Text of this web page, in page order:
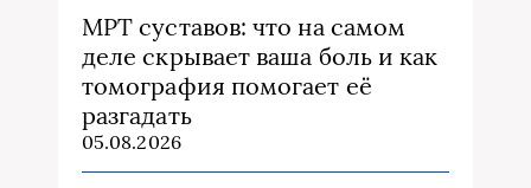
МРТ суставов: что на самом
деле скрывает ваша боль и как
томография помогает её
разгадать
05.08.2026